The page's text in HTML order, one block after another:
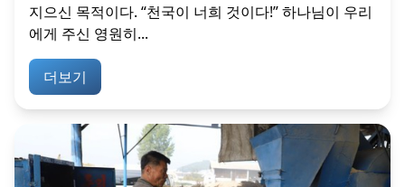
지으신 목적이다. “천국이 너희 것이다!” 하나님이 우리
에게 주신 영원히...
더보기